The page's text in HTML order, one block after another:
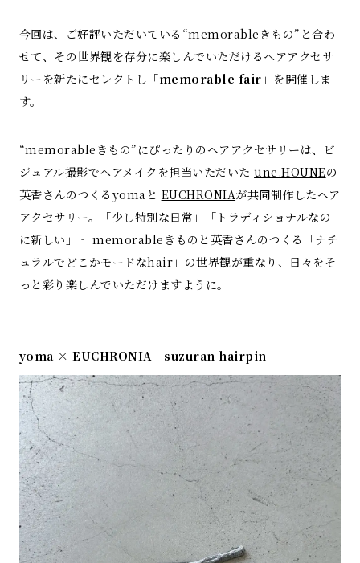
今回は、ご好評いただいている“memorableきもの”と合わ
せて、その世界観を存分に楽しんでいただけるヘアアクセサ
リーを新たにセレクトし「memorable fair 」を開催しま
す。
“memorableきもの”にぴったりのヘアアクセサリーは、ビ
ジュアル撮影でヘアメイクを担当いただいたune.HOUNEの
英香さんのつくるyomaと EUCHRONIAが共同制作したヘア
アクセサリー。「少し特別な日常」「トラディショナルなの
に新しい」‐ memorableきものと英香さんのつくる「ナチ
ュラルでどこかモードなhair」の世界観が重なり、日々をそ
っと彩り楽しんでいただけますように。
yoma × EUCHRONIA suzuran hairpin